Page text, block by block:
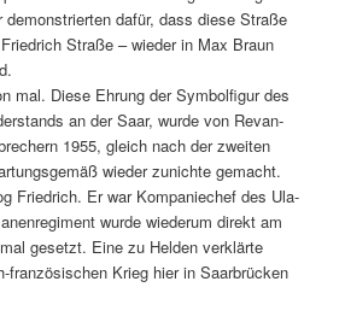
demon­stri­erten dafür, dass diese Straße
Straße – wieder in Max Braun
mal. Diese Ehrung der Sym­bol­fig­ur des
an der Saar, wurde von Revan­
1955, gle­ich nach der zweit­en
wieder zunichte gemacht.
Friedrich. Er war Kom­paniechef des Ula­
wurde wiederum direkt am
geset­zt. Eine zu Helden verk­lärte
franzö­sis­chen Krieg hier in Saar­brück­en